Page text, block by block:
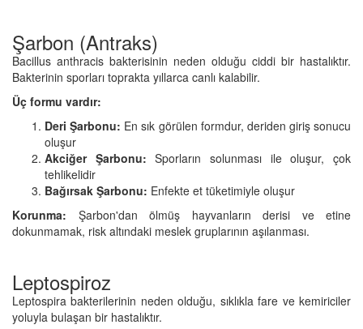
Şarbon (Antraks)
Bacillus anthracis bakterisinin neden olduğu ciddi bir hastalıktır.
Bakterinin sporları toprakta yıllarca canlı kalabilir.
Üç formu vardır:
Deri Şarbonu: En sık görülen formdur, deriden giriş sonucu
oluşur
Akciğer Şarbonu: Sporların solunması ile oluşur, çok
tehlikelidir
Bağırsak Şarbonu: Enfekte et tüketimiyle oluşur
Korunma: Şarbon'dan ölmüş hayvanların derisi ve etine
dokunmamak, risk altındaki meslek gruplarının aşılanması.
Leptospiroz
Leptospira bakterilerinin neden olduğu, sıklıkla fare ve kemiriciler
yoluyla bulaşan bir hastalıktır.